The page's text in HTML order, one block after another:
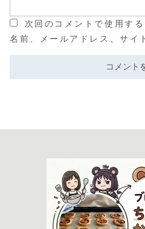
次回のコメントで使用す
名前、メールアドレス、サイ